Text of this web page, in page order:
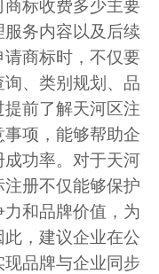
标收费多少主要
务内容以及后续
商标时，不仅要
、类别规划、品
前了解天河区注
项，能够帮助企
功率。对于天河
册不仅能够保护
和品牌价值，为
，建议企业在公
品牌与企业同步